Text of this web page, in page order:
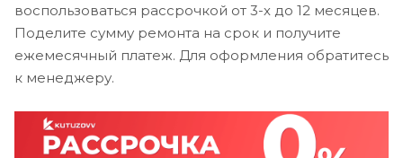
воспользоваться рассрочкой от 3-х до 12 месяцев.
Поделите сумму ремонта на срок и получите
ежемесячный платеж. Для оформления обратитесь
к менеджеру.